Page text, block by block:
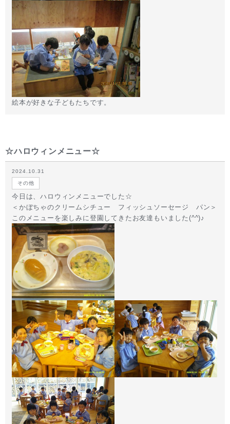
絵本が好きな子どもたちです。
☆ハロウィンメニュー☆
2024.10.31
その他
今日は、ハロウィンメニューでした☆
＜かぼちゃのクリームシチュー フィッシュソーセージ パン＞
このメニューを楽しみに登園してきたお友達もいました(^^)♪